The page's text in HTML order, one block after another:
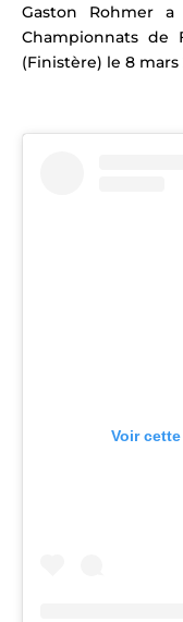
Gaston Rohmer
Championnats de
(Finistère) le 8 mars
Voir